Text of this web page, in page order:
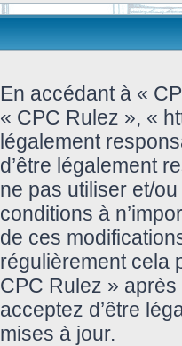
En accédant à «
« CPC Rulez », «
légalement
d’être légalement
ne pas utiliser et/
conditions à
de ces
régulièrement cela
CPC Rulez »
acceptez d’être
mises à jour.